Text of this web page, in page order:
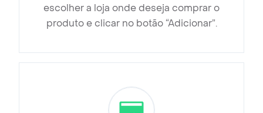
escolher a loja onde deseja comprar o
produto e clicar no botão “Adicionar”.